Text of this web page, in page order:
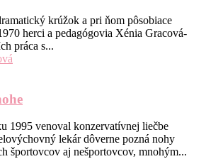
krúžok a pri ňom pôsobiace
herci a pedagógovia Xénia Gracová-
práca s...
1995 venoval konzervatívnej liečbe
lekár dôverne pozná nohy
športovcov aj nešportovcov, mnohým...